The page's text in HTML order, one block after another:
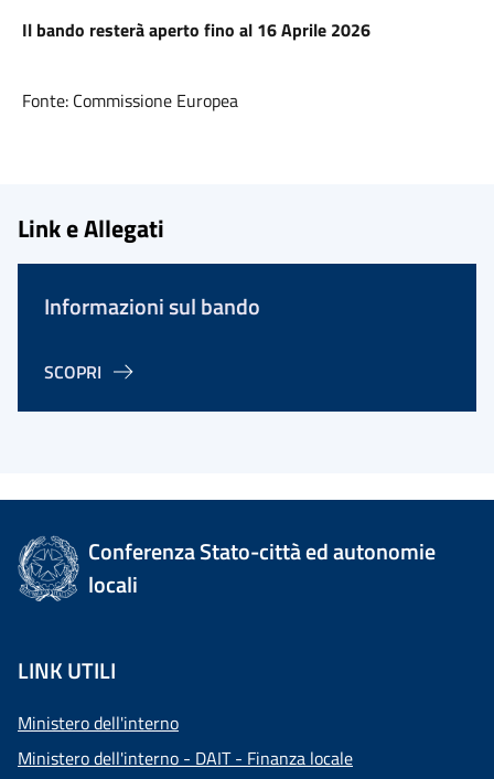
Il bando resterà aperto fino al 16 Aprile 2026
Fonte: Commissione Europea
Link e Allegati
Informazioni sul bando
SCOPRI
Conferenza Stato-città ed autonomie
locali
LINK UTILI
Ministero dell'interno
Ministero dell'interno - DAIT - Finanza locale